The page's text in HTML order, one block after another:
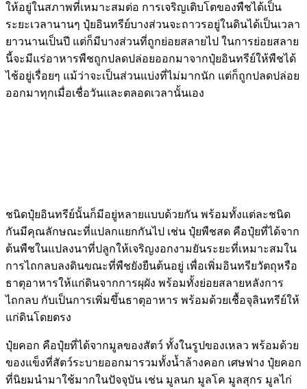
ให้อยู่ในสภาพที่เหมาะสมต่อ การเจริญเติบโตของพืชได้เป็น
ระยะเวลานานๆ ปุ๋ยอินทรีย์บางส่วนจะถาวรอยู่ในดินได้เป็นเวลา
ยาวนานเป็นปี แต่ก็มีบางส่วนที่ถูกย่อยสลายไป ในการย่อยสลาย
นี้จะมีแร่อาหารพืชถูกปลดปล่อยออกมาจากปุ๋ยอินทรีย์ให้พืชได้
ไช้อยู่เรื่อยๆ แม้ว่าจะเป็นส่วนแบ่งที่ไม่มากนัก แต่ก็ถูกปลดปล่อย
ออกมาทุกเมื่อเชื่อวันและตลอดเวลานั้นเอง
ชนิดปุ๋ยอินทรีย์นั้นก็มีอยู่หลายแบบด้วยกัน พร้อมทั้งแต่ละชนิด
กันมีคุณลักษณะที่แปลกแยกกันไป เช่น ปุ๋ยพืชสด คือปุ๋ยที่ได้จาก
ต้นพืชในแปลงนาที่ปลูกให้เจริญงอกงามยันระยะที่เหมาะสมใน
การไถกลบลงดินขณะที่พืชยังยืนต้นอยู่ เพื่อเพิ่มอินทรียวัตถุหรือ
ธาตุอาหารให้แก่ดินจากการผุผัง พร้อมทั้งย่อยสลายหลังการ
ไถกลบ กับเป็นการเพิ่มขึ้นธาตุอาหาร พร้อมด้วยเชื้อจุลินทรีย์ให้
แก่ดินโดยตรง
ปุ๋ยคอก คือปุ๋ยที่ได้จากมูลของสัตว์ ทั้งในรูปของเหลว พร้อมด้วย
ของแข็งที่สัตว์ระบายออกมารวมทั้งน้ำล้างคอก เศษฟาง ปุ๋ยคอก
ที่นิยมนำมาใช้มากในปัจจุบัน เช่น มูลนก มูลโค มูลสุกร มูลไก่